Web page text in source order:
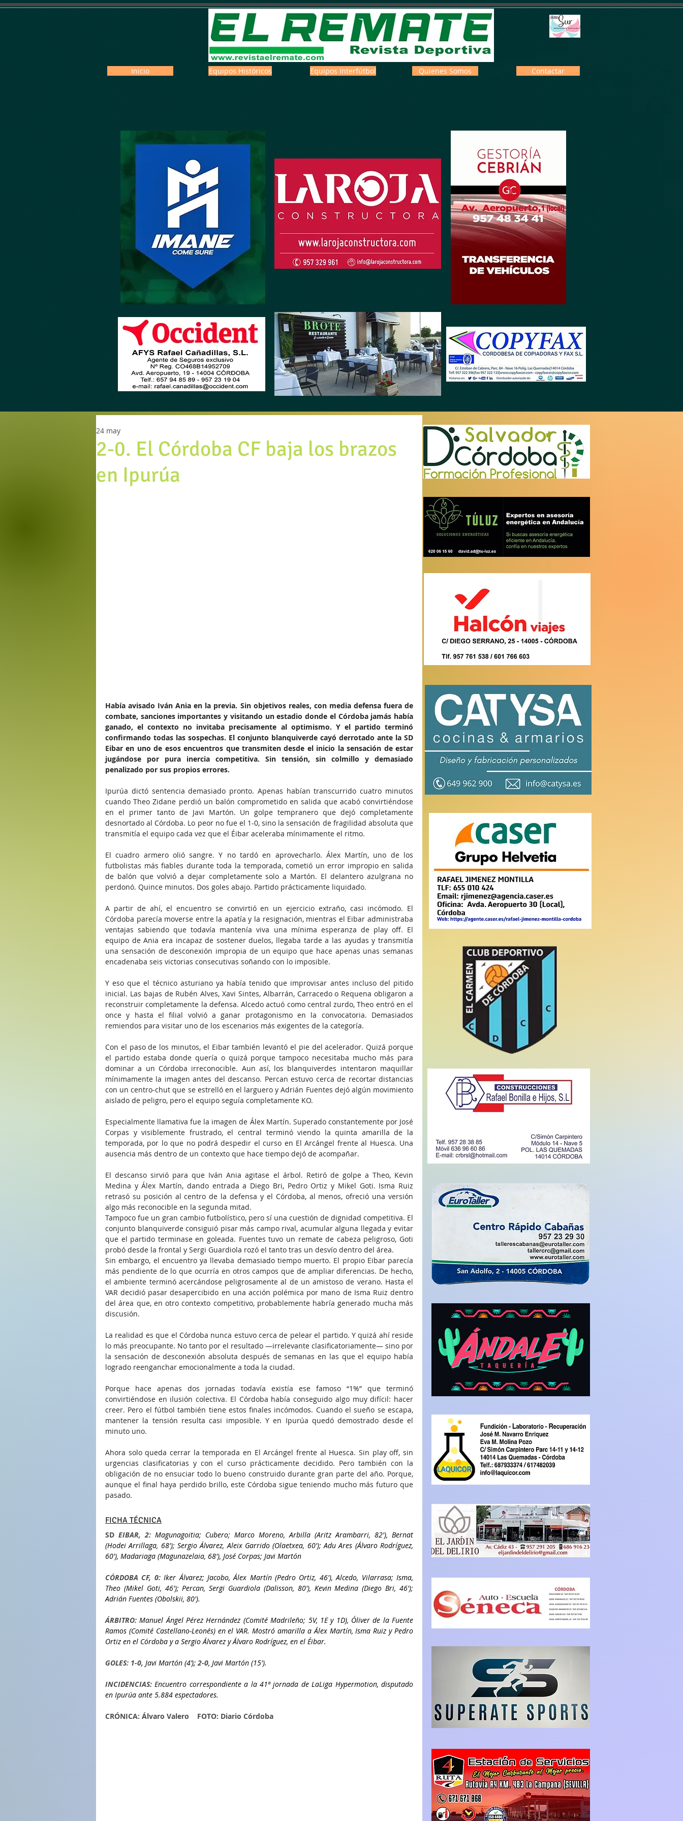
Inicio Equipos Históricos Equipos Interfútbol Quienes Somos Contactar
2-0. El Córdoba CF baja los brazos
en Ipurúa
24 may
Había avisado Iván Ania en la previa. Sin objetivos reales, con media defensa fuera de
combate, sanciones importantes y visitando un estadio donde el Córdoba jamás había
ganado, el contexto no invitaba precisamente al optimismo. Y el partido terminó
confirmando todas las sospechas. El conjunto blanquiverde cayó derrotado ante la SD
Eibar en uno de esos encuentros que transmiten desde el inicio la sensación de estar
jugándose por pura inercia competitiva. Sin tensión, sin colmillo y demasiado
penalizado por sus propios errores.
Ipurúa dictó sentencia demasiado pronto. Apenas habían transcurrido cuatro minutos
cuando Theo Zidane perdió un balón comprometido en salida que acabó convirtiéndose
en el primer tanto de Javi Martón. Un golpe tempranero que dejó completamente
desnortado al Córdoba. Lo peor no fue el 1-0, sino la sensación de fragilidad absoluta que
transmitía el equipo cada vez que el Éibar aceleraba mínimamente el ritmo.
El cuadro armero olió sangre. Y no tardó en aprovecharlo. Álex Martín, uno de los
futbolistas más fiables durante toda la temporada, cometió un error impropio en salida
de balón que volvió a dejar completamente solo a Martón. El delantero azulgrana no
perdonó. Quince minutos. Dos goles abajo. Partido prácticamente liquidado.
A partir de ahí, el encuentro se convirtió en un ejercicio extraño, casi incómodo. El
Córdoba parecía moverse entre la apatía y la resignación, mientras el Eibar administraba
ventajas sabiendo que todavía mantenía viva una mínima esperanza de play off. El
equipo de Ania era incapaz de sostener duelos, llegaba tarde a las ayudas y transmitía
una sensación de desconexión impropia de un equipo que hace apenas unas semanas
encadenaba seis victorias consecutivas soñando con lo imposible.
Y eso que el técnico asturiano ya había tenido que improvisar antes incluso del pitido
inicial. Las bajas de Rubén Alves, Xavi Sintes, Albarrán, Carracedo o Requena obligaron a
reconstruir completamente la defensa. Alcedo actuó como central zurdo, Theo entró en el
once y hasta el filial volvió a ganar protagonismo en la convocatoria. Demasiados
remiendos para visitar uno de los escenarios más exigentes de la categoría.
Con el paso de los minutos, el Eibar también levantó el pie del acelerador. Quizá porque
el partido estaba donde quería o quizá porque tampoco necesitaba mucho más para
dominar a un Córdoba irreconocible. Aun así, los blanquiverdes intentaron maquillar
mínimamente la imagen antes del descanso. Percan estuvo cerca de recortar distancias
con un centro-chut que se estrelló en el larguero y Adrián Fuentes dejó algún movimiento
aislado de peligro, pero el equipo seguía completamente KO.
Especialmente llamativa fue la imagen de Álex Martín. Superado constantemente por José
Corpas y visiblemente frustrado, el central terminó viendo la quinta amarilla de la
temporada, por lo que no podrá despedir el curso en El Arcángel frente al Huesca. Una
ausencia más dentro de un contexto que hace tiempo dejó de acompañar.
El descanso sirvió para que Iván Ania agitase el árbol. Retiró de golpe a Theo, Kevin
Medina y Álex Martín, dando entrada a Diego Bri, Pedro Ortiz y Mikel Goti. Isma Ruiz
retrasó su posición al centro de la defensa y el Córdoba, al menos, ofreció una versión
algo más reconocible en la segunda mitad.
Tampoco fue un gran cambio futbolístico, pero sí una cuestión de dignidad competitiva. El
conjunto blanquiverde consiguió pisar más campo rival, acumular alguna llegada y evitar
que el partido terminase en goleada. Fuentes tuvo un remate de cabeza peligroso, Goti
probó desde la frontal y Sergi Guardiola rozó el tanto tras un desvío dentro del área.
Sin embargo, el encuentro ya llevaba demasiado tiempo muerto. El propio Eibar parecía
más pendiente de lo que ocurría en otros campos que de ampliar diferencias. De hecho,
el ambiente terminó acercándose peligrosamente al de un amistoso de verano. Hasta el
VAR decidió pasar desapercibido en una acción polémica por mano de Isma Ruiz dentro
del área que, en otro contexto competitivo, probablemente habría generado mucha más
discusión.
La realidad es que el Córdoba nunca estuvo cerca de pelear el partido. Y quizá ahí reside
lo más preocupante. No tanto por el resultado —irrelevante clasificatoriamente— sino por
la sensación de desconexión absoluta después de semanas en las que el equipo había
logrado reenganchar emocionalmente a toda la ciudad.
Porque hace apenas dos jornadas todavía existía ese famoso “1%” que terminó
convirtiéndose en ilusión colectiva. El Córdoba había conseguido algo muy difícil: hacer
creer. Pero el fútbol también tiene estos finales incómodos. Cuando el sueño se escapa,
mantener la tensión resulta casi imposible. Y en Ipurúa quedó demostrado desde el
minuto uno.
Ahora solo queda cerrar la temporada en El Arcángel frente al Huesca. Sin play off, sin
urgencias clasificatorias y con el curso prácticamente decidido. Pero también con la
obligación de no ensuciar todo lo bueno construido durante gran parte del año. Porque,
aunque el final haya perdido brillo, este Córdoba sigue teniendo mucho más futuro que
pasado.
FICHA TÉCNICA
SD EIBAR, 2: Magunagoitia; Cubero; Marco Moreno, Arbilla (Aritz Arambarri, 82'), Bernat
(Hodei Arrillaga, 68'); Sergio Álvarez, Aleix Garrido (Olaetxea, 60'); Adu Ares (Álvaro Rodríguez,
60'), Madariaga (Magunazelaia, 68'), José Corpas; Javi Martón
CÓRDOBA CF, 0: Iker Álvarez; Jacobo, Álex Martín (Pedro Ortiz, 46'), Alcedo, Vilarrasa; Isma,
Theo (Mikel Goti, 46'); Percan, Sergi Guardiola (Dalisson, 80'), Kevin Medina (Diego Bri, 46');
Adrián Fuentes (Obolskii, 80').
ÁRBITRO: Manuel Ángel Pérez Hernández (Comité Madrileño; 5V, 1E y 1D), Óliver de la Fuente
Ramos (Comité Castellano-Leonés) en el VAR. Mostró amarilla a Álex Martín, Isma Ruiz y Pedro
Ortiz en el Córdoba y a Sergio Álvarez y Álvaro Rodríguez, en el Éibar.
GOLES: 1-0, Javi Martón (4’); 2-0, Javi Martón (15').
INCIDENCIAS: Encuentro correspondiente a la 41ª jornada de LaLiga Hypermotion, disputado
en Ipurúa ante 5.884 espectadores.
CRÓNICA: Álvaro Valero    FOTO: Diario Córdoba